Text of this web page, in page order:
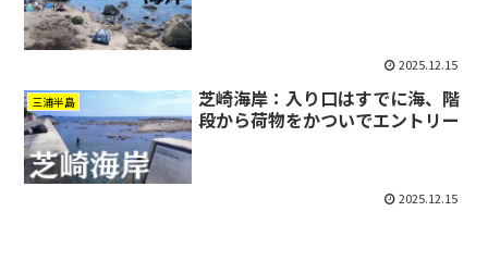
2025.12.15
三浦半島
芝崎海岸：入り口はすでに海、階
段から荷物をかついでエントリー
2025.12.15